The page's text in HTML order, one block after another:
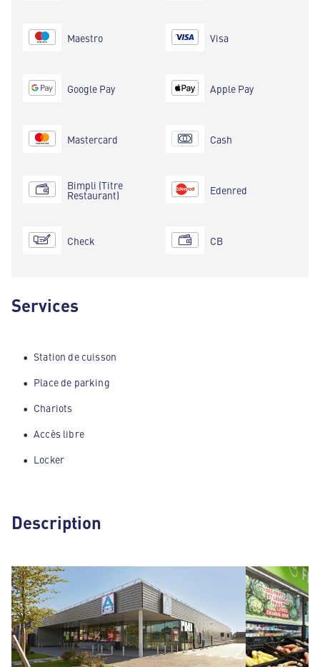
Maestro
Google Pay
Mastercard
Bimpli (Titre
Restaurant)
Check
Visa
Apple Pay
Cash
Edenred
CB
Services
Station de cuisson
Place de parking
Chariots
Accès libre
Locker
Description